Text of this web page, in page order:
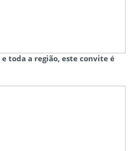
toda a região, este convite é